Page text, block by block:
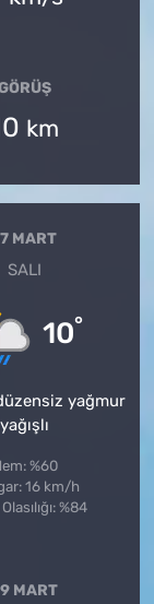
km
MART
SALI
10°
yağmur
yağışlı
%60
16 km/h
%84
MART